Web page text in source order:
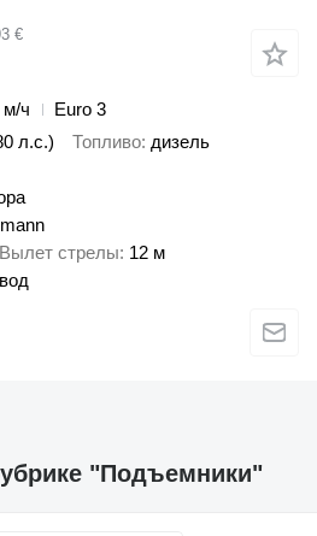
€
м/ч
Euro 3
л.с.) Топливо дизель
Вылет стрелы 12 м
"Подъемники"